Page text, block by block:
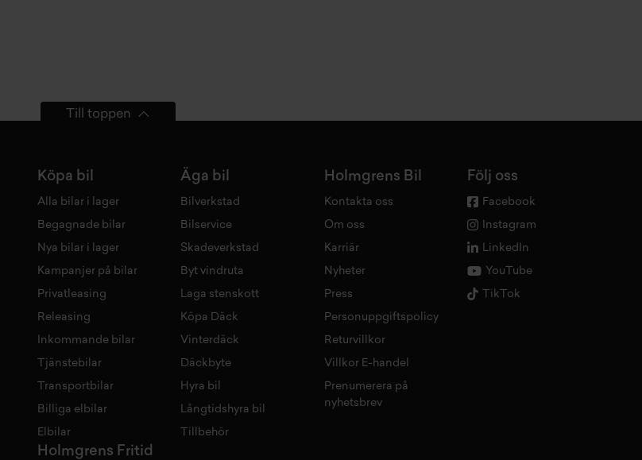
Till toppen
Köpa bil
Alla bilar i lager
Begagnade bilar
Nya bilar i lager
Kampanjer på bilar
Privatleasing
Releasing
Inkommande bilar
Tjänstebilar
Transportbilar
Billiga elbilar
Elbilar
Äga bil
Bilverkstad
Bilservice
Skadeverkstad
Byt vindruta
Laga stenskott
Köpa Däck
Vinterdäck
Däckbyte
Hyra bil
Långtidshyra bil
Tillbehör
Holmgrens Bil
Kontakta oss
Om oss
Karriär
Nyheter
Press
Personuppgiftspolicy
Returvillkor
Villkor E-handel
Prenumerera på
nyhetsbrev
Följ oss
Facebook
Instagram
LinkedIn
YouTube
TikTok
Holmgrens Fritid